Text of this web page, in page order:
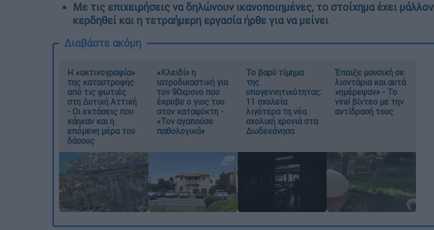
Με τις επιχειρήσεις να δηλώνουν ικανοποιημένες, το στοίχημα έχει μάλλον
κερδηθεί και η τετραήμερη εργασία ήρθε για να μείνει
Διαβάστε ακόμη
Η «ακτινογραφία»
της καταστροφής
από τις φωτιές
στη Δυτική Αττική
- Οι εκτάσεις που
κάηκαν και η
επόμενη μέρα του
δάσους
«Κλειδί» η
ιατροδικαστική για
τον 90χρονο που
έκρυβε ο γιος του
στον καταψύκτη -
«Τον αγαπούσε
παθολογικά»
Το βαρύ τίμημα
της
υπογεννητικότητας:
11 σχολεία
λιγότερα τη νέα
σχολική χρονιά στα
Δωδεκάνησα
Έπαιξε μουσική σε
λιοντάρια και αυτά
«ημέρεψαν» - Το
viral βίντεο με την
αντίδρασή τους